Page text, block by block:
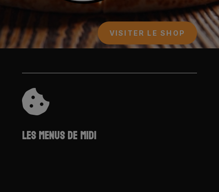
VISITER LE SHOP

LES MENUS DE MIDI